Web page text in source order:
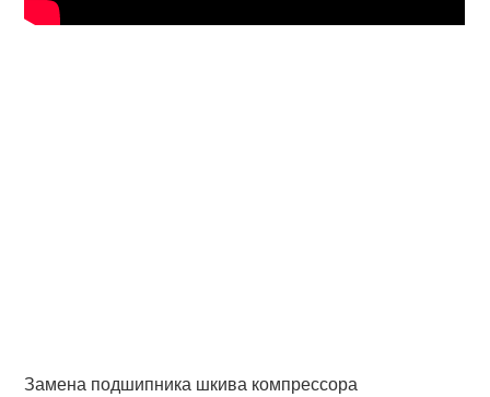
Замена подшипника шкива компрессора